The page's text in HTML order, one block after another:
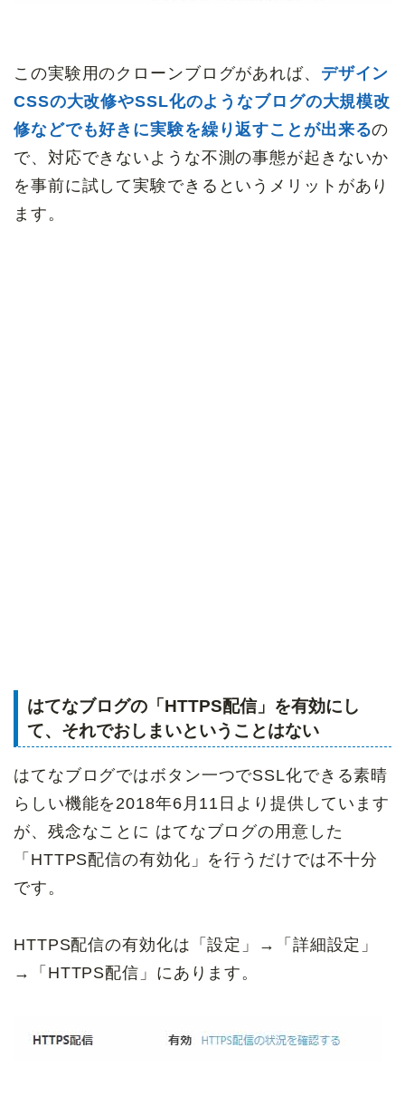
この実験用のクローンブログがあれば、 デザイン
CSSの大改修やSSL化のようなブログの大規模改
修などでも好きに実験を繰り返すことが出来るの
で、対応できないような不測の事態が起きないか
を事前に試して実験できるというメリットがあり
ます。
はてなブログの「HTTPS配信」を有効にし
て、それでおしまいということはない
はてなブログではボタン一つでSSL化できる素晴
らしい機能を2018年6月11日より提供しています
が、残念なことに はてなブログの用意した
「HTTPS配信の有効化」を行うだけでは不十分
です。
HTTPS配信の有効化は「設定」→「詳細設定」
→「HTTPS配信」にあります。